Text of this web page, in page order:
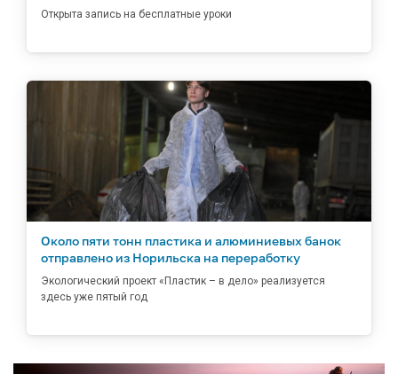
Открыта запись на бесплатные уроки
Около пяти тонн пластика и алюминиевых банок
отправлено из Норильска на переработку
Экологический проект «Пластик – в дело» реализуется
здесь уже пятый год